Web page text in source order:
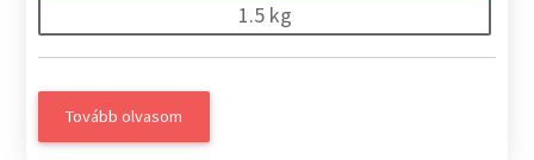
1.5 kg
Tovább olvasom